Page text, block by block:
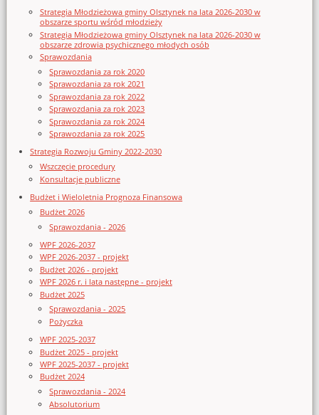
Strategia Młodzieżowa gminy Olsztynek na lata 2026-2030 w
obszarze sportu wśród młodzieży
Strategia Młodzieżowa gminy Olsztynek na lata 2026-2030 w
obszarze zdrowia psychicznego młodych osób
Sprawozdania
Sprawozdania za rok 2020
Sprawozdania za rok 2021
Sprawozdania za rok 2022
Sprawozdania za rok 2023
Sprawozdania za rok 2024
Sprawozdania za rok 2025
Strategia Rozwoju Gminy 2022-2030
Wszczęcie procedury
Konsultacje publiczne
Budżet i Wieloletnia Prognoza Finansowa
Budżet 2026
Sprawozdania - 2026
WPF 2026-2037
WPF 2026-2037 - projekt
Budżet 2026 - projekt
WPF 2026 r. i lata następne - projekt
Budżet 2025
Sprawozdania - 2025
Pożyczka
WPF 2025-2037
Budżet 2025 - projekt
WPF 2025-2037 - projekt
Budżet 2024
Sprawozdania - 2024
Absolutorium